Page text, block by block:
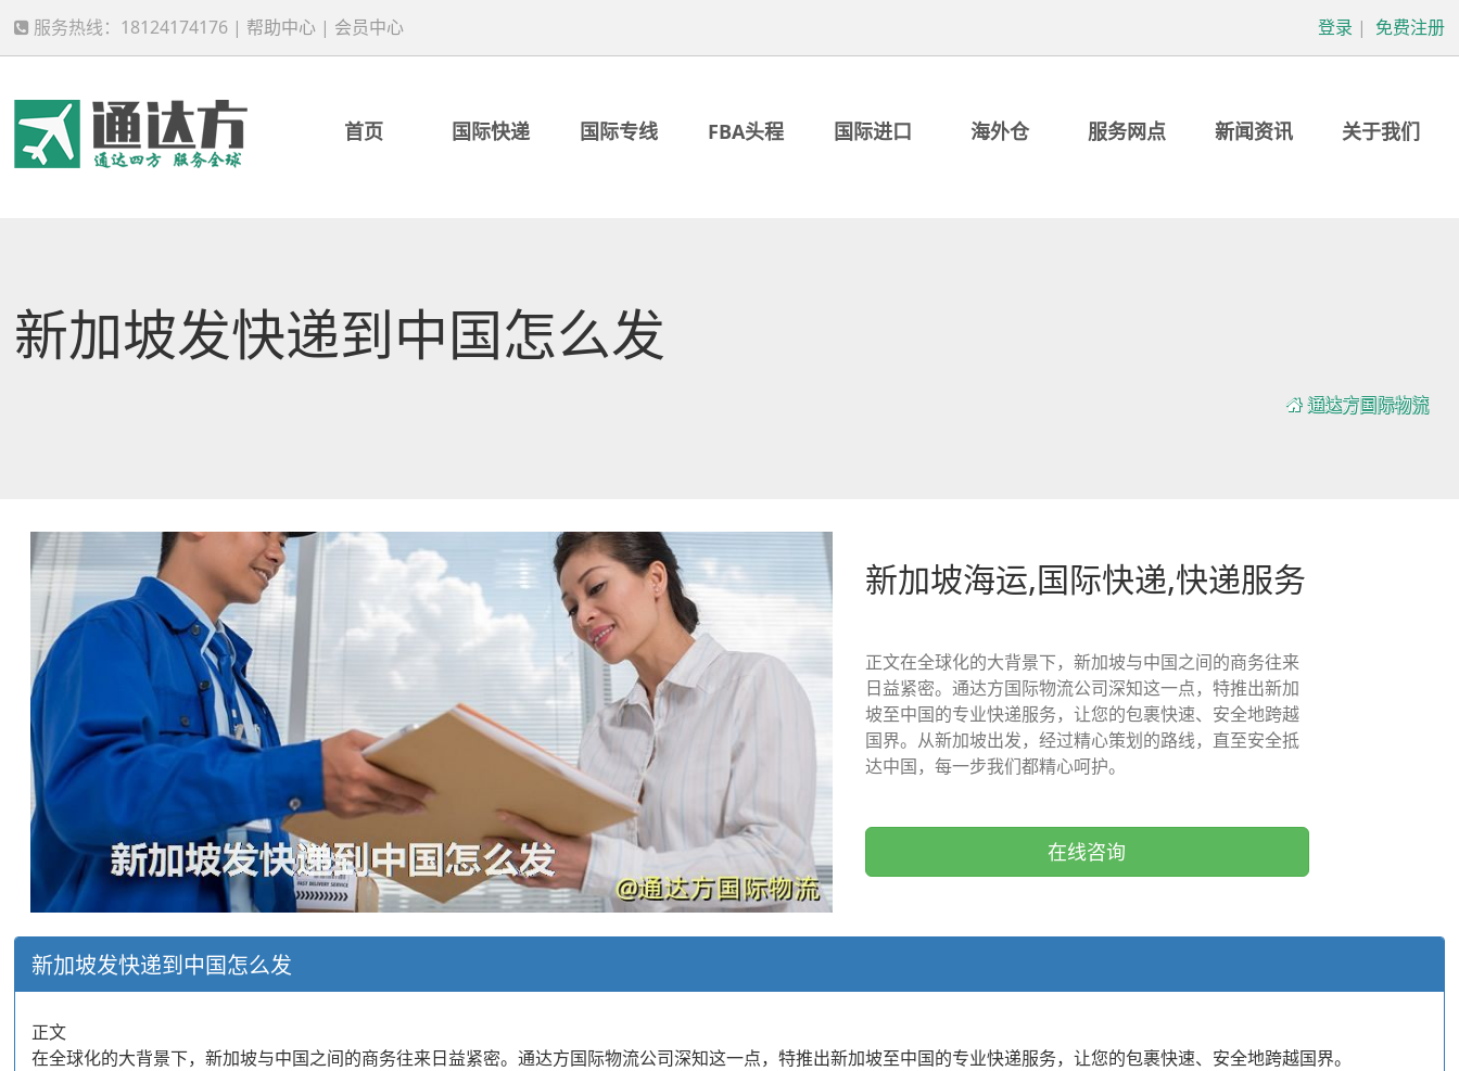
服务热线：18124174176 | 帮助中心 | 会员中心 登录 | 免费注册
首页 国际快递 国际专线 FBA头程 国际进口 海外仓 服务网点 新闻资讯 关于我们
新加坡发快递到中国怎么发
通达方国际物流
新加坡海运,国际快递,快递服务
正文在全球化的大背景下，新加坡与中国之间的商务往来
日益紧密。通达方国际物流公司深知这一点，特推出新加
坡至中国的专业快递服务，让您的包裹快速、安全地跨越
国界。从新加坡出发，经过精心策划的路线，直至安全抵
达中国，每一步我们都精心呵护。
在线咨询
新加坡发快递到中国怎么发
正文
在全球化的大背景下，新加坡与中国之间的商务往来日益紧密。通达方国际物流公司深知这一点，特推出新加坡至中国的专业快递服务，让您的包裹快速、安全地跨越国界。